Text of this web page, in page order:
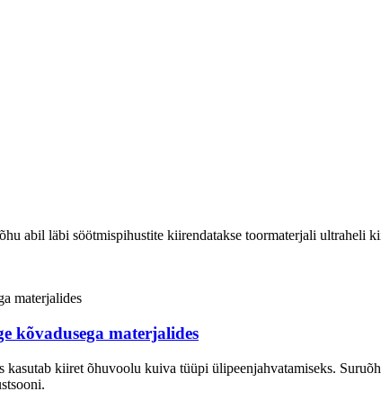
abil läbi söötmispihustite kiirendatakse toormaterjali ultraheli
kõvadusega materjalides
kiiret õhuvoolu kuiva tüüpi ülipeenjahvatamiseks.